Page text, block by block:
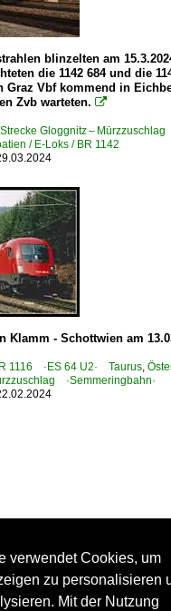
blinzelten am
die 1142 684 und die
Graz Vbf kommend in
Zvb warteten. 
Gloggnitz – Mürzzuschlag
/ E-Loks / BR 1142
Klamm - Schottwien am
1116 ·ES 64 U2· Taurus,
·Semmeringbahn·
verwendet Cookies, um
zu personalisieren
Mit der Nutzung